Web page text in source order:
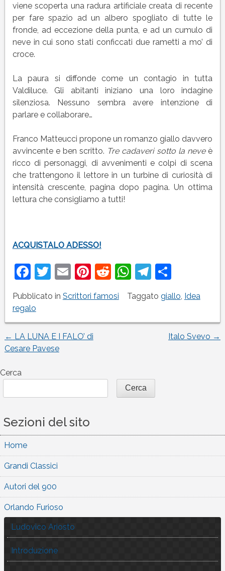
viene scoperta una radura artificiale creata di recente
per fare spazio ad un albero spogliato di tutte le
fronde, ad eccezione della punta, e ad un cumulo di
neve in cui sono stati conficcati due rametti a mo’ di
croce.
La paura si diffonde come un contagio in tutta
Valdiluce. Gli abitanti iniziano una loro indagine
silenziosa. Nessuno sembra avere intenzione di
parlare e collaborare…
Franco Matteucci propone un romanzo giallo davvero
avvincente e ben scritto. Tre cadaveri sotto la neveè
ricco di personaggi, di avvenimenti e colpi di scena
che trattengono il lettore in un turbine di curiosità di
intensità crescente, pagina dopo pagina. Un ottima
lettura che consigliamo a tutti!
ACQUISTALO ADESSO!
Facebook
Twitter
EmailPinterest
Reddit
WhatsApp
Telegram
Pubblicato in Scrittori famosi Taggato giallo, Idea
regalo
Navigazione
articoli
← LA LUNA E I FALO’ di
Cesare Pavese
Italo Svevo →
Cerca
Cerca
Sezioni del sito
Home
Grandi Classici
Autori del 900
Orlando Furioso
Ludovico Ariosto
Introduzione